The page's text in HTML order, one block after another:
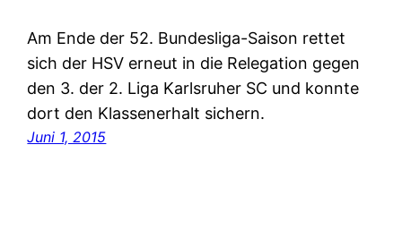
Am Ende der 52. Bundesliga-Saison rettet
sich der HSV erneut in die Relegation gegen
den 3. der 2. Liga Karlsruher SC und konnte
dort den Klassenerhalt sichern.
Juni 1, 2015